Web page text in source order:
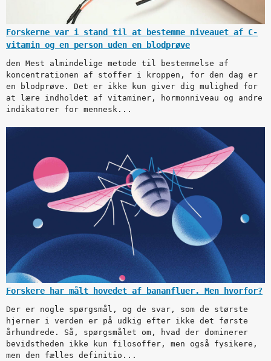
Forskerne var i stand til at bestemme niveauet af C-
vitamin og en person uden en blodprøve
den Mest almindelige metode til bestemmelse af
koncentrationen af stoffer i kroppen, for den dag er
en blodprøve. Det er ikke kun giver dig mulighed for
at lære indholdet af vitaminer, hormonniveau og andre
indikatorer for mennesk...
Forskere har målt hovedet af bananfluer. Men hvorfor?
Der er nogle spørgsmål, og de svar, som de største
hjerner i verden er på udkig efter ikke det første
århundrede. Så, spørgsmålet om, hvad der dominerer
bevidstheden ikke kun filosoffer, men også fysikere,
men den fælles definitio...